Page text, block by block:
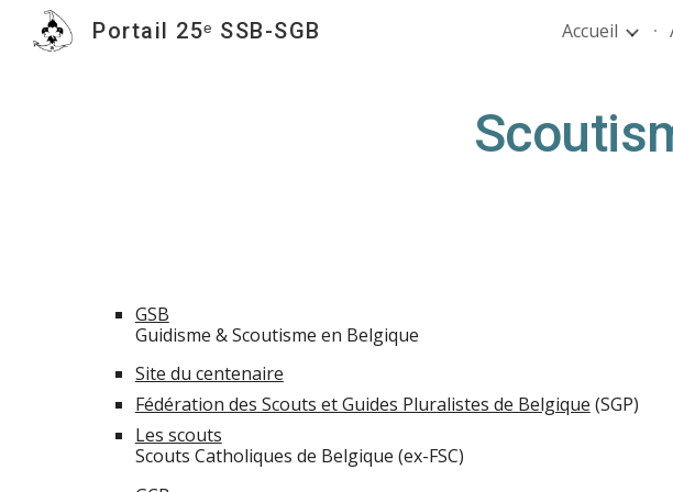
Skip to main content
Portail 25ᵉ SSB-SGB Accueil
GSB
Guidisme & Scoutisme en Belgique
Site du centenaire
Fédération des Scouts et Guides Pluralistes de Belgique (SGP)
Les scouts
Scouts Catholiques de Belgique (ex-FSC)